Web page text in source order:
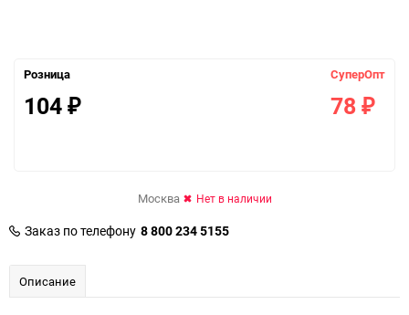
Розница
104 ₽
СуперОпт
78 ₽
Москва Нет в наличии
Заказ по телефону 8 800 234 5155
Описание